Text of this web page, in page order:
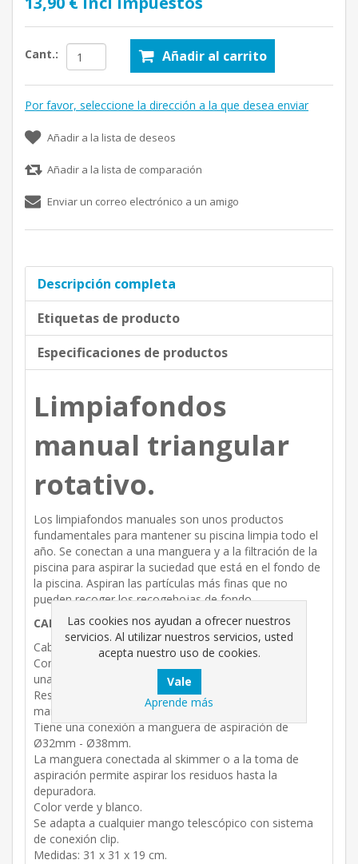
Cant.: Añadir al carrito
Por favor, seleccione la dirección a la que desea enviar
Añadir a la lista de deseos
Añadir a la lista de comparación
Enviar un correo electrónico a un amigo
Descripción completa
Etiquetas de producto
Especificaciones de productos
Limpiafondos
manual triangular
rotativo.
Los limpiafondos manuales son unos productos
fundamentales para mantener su piscina limpia todo el
año. Se conectan a una manguera y a la filtración de la
piscina para aspirar la suciedad que está en el fondo de
la piscina. Aspiran las partículas más finas que no
pueden recoger los recogehojas de fondo.
CARACTERÍSTICAS:
Cabezal de limpiafondos triangular rotativo.
Contiene cepillos inferiores y laterales que paermiten
una mayor limpieza en ángulos y esquinas.
Resistente y eficaz en las tareas cotidianas del
mantenimiento.
Tiene una conexión a manguera de aspiración de
Ø32mm - Ø38mm.
La manguera conectada al skimmer o a la toma de
aspiración permite aspirar los residuos hasta la
depuradora.
Color verde y blanco.
Se adapta a cualquier mango telescópico con sistema
de conexión clip.
Medidas: 31 x 31 x 19 cm.
Las cookies nos ayudan a ofrecer nuestros
servicios. Al utilizar nuestros servicios, usted
acepta nuestro uso de cookies.
Aprende más